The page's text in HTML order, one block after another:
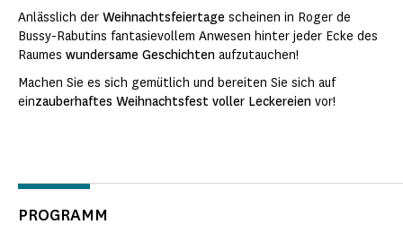
Anlässlich der Weihnachtsfeiertage scheinen in Roger de
Bussy-Rabutins fantasievollem Anwesen hinter jeder Ecke des
Raumes wundersame Geschichten aufzutauchen!
Machen Sie es sich gemütlich und bereiten Sie sich auf
einzauberhaftes Weihnachtsfest voller Leckereien vor!
PROGRAMM